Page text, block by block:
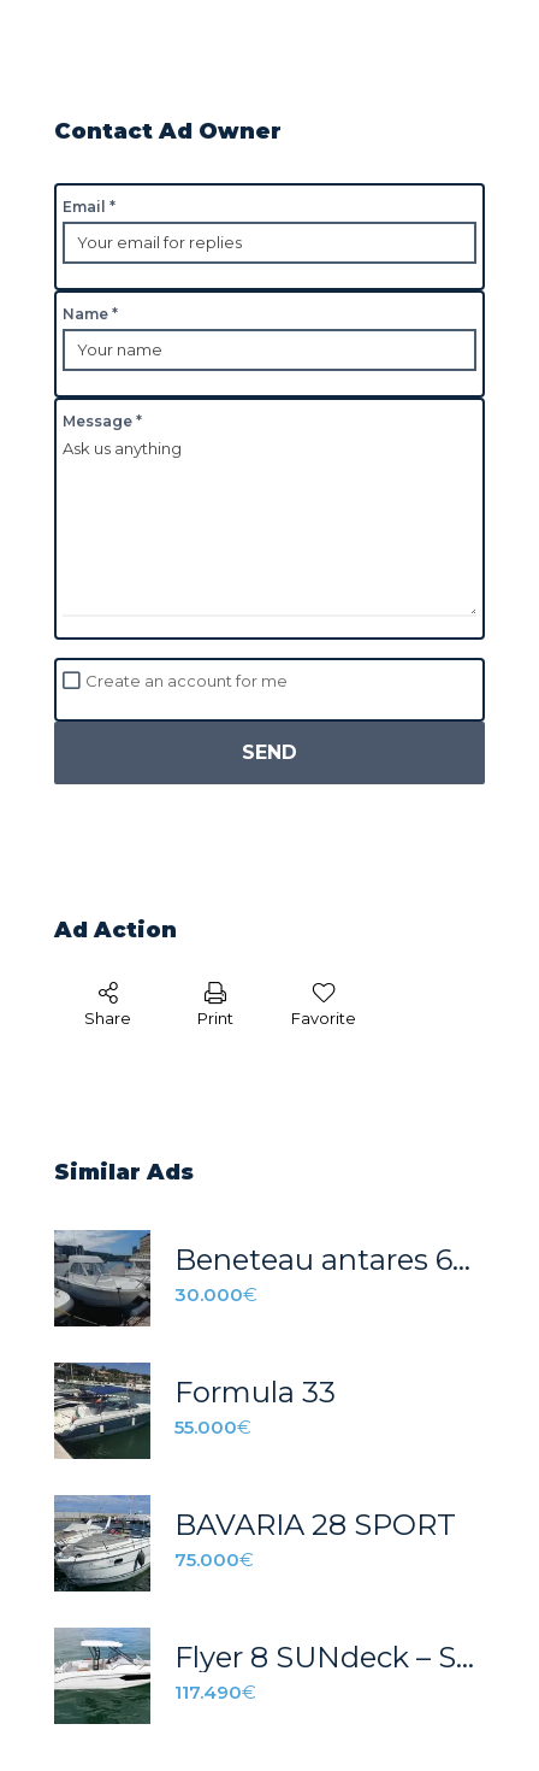
Contact Ad Owner
Email *
Name *
Message *
Create an account for me
SEND
Ad Action
Share Print Favorite
Similar Ads
Beneteau antares 620
30.000€
Formula 33
55.000€
BAVARIA 28 SPORT
75.000€
Flyer 8 SUNdeck – STOCK
117.490€